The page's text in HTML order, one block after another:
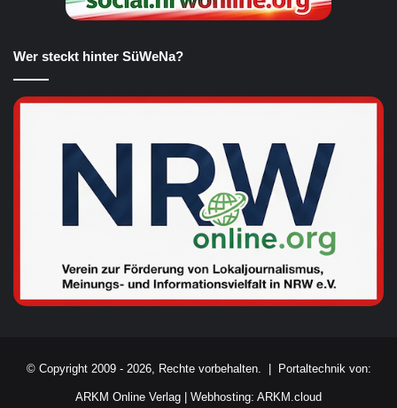
Wer steckt hinter SüWeNa?
© Copyright 2009 - 2026, Rechte vorbehalten. | Portaltechnik von:
ARKM Online Verlag Webhosting: ARKM.cloud